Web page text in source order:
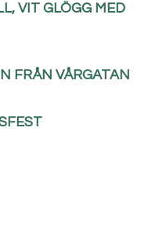
VIT GLÖGG MED
FRÅN VÅRGATAN